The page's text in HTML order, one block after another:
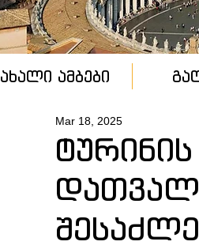
ახალი ამბები
Mar 18, 2025